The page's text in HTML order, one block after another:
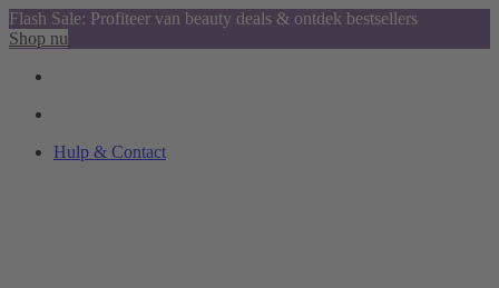
Flash Sale: Profiteer van beauty deals & ontdek bestsellers
Shop nu
Hulp & Contact